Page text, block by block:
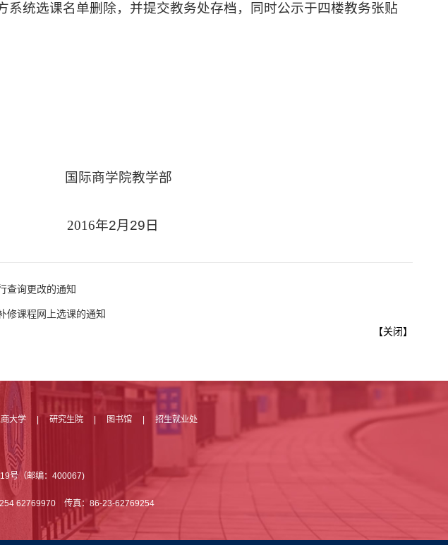
系统选课名单删除，并提交教务处存档，同时公示于四楼教务张贴
国际商学院教学部
2016年2月 29 日
查询更改的通知
修课程网上选课的通知
【关闭】
大学 研究生院 图书馆 招生就业处
号（邮编：400067)
62769970 传真：86-23-62769254